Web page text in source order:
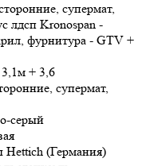
супермат,
лдсп Kronospan -
фурнитура - GTV +
+ 3,6
супермат,
серый
(Германия)